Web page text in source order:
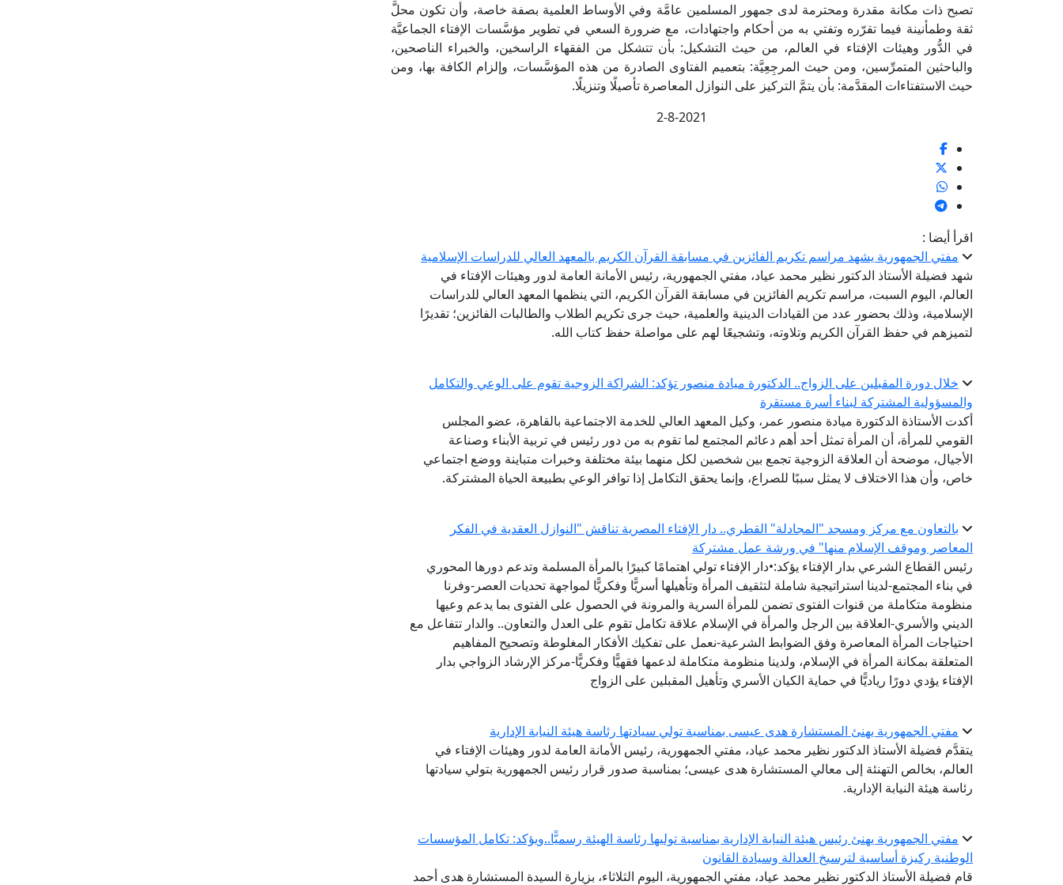
تصبح ذات مكانة مقدرة ومحترمة لدى جمهور المسلمين عامَّة وفي الأوساط العلمية بصفة خاصة، وأن تكون محلَّ
ثقة وطمأنينة فيما تقرّره وتفتي به من أحكام واجتهادات، مع ضرورة السعي في تطوير مؤسَّسات الإفتاء الجماعيَّة
في الدُّور وهيئات الإفتاء في العالم، من حيث التشكيل: بأن تتشكل من الفقهاء الراسخين، والخبراء الناصحين،
والباحثين المتمرِّسين، ومن حيث المرجِعِيَّة: بتعميم الفتاوى الصادرة من هذه المؤسَّسات، وإلزام الكافة بها، ومن
حيث الاستفتاءات المقدَّمة: بأن يتمَّ التركيز على النوازل المعاصرة تأصيلًا وتنزيلًا.
2-8-2021
اقرأ أيضا :
مفتي الجمهورية يشهد مراسم تكريم الفائزين في مسابقة القرآن الكريم بالمعهد العالي للدراسات الإسلامية
شهد فضيلة الأستاذ الدكتور نظير محمد عياد، مفتي الجمهورية، رئيس الأمانة العامة لدور وهيئات الإفتاء في
العالم، اليوم السبت، مراسم تكريم الفائزين في مسابقة القرآن الكريم، التي ينظمها المعهد العالي للدراسات
الإسلامية، وذلك بحضور عدد من القيادات الدينية والعلمية، حيث جرى تكريم الطلاب والطالبات الفائزين؛ تقديرًا
لتميزهم في حفظ القرآن الكريم وتلاوته، وتشجيعًا لهم على مواصلة حفظ كتاب الله.
خلال دورة المقبلين على الزواج.. الدكتورة ميادة منصور تؤكد: الشراكة الزوجية تقوم على الوعي والتكامل
والمسؤولية المشتركة لبناء أسرة مستقرة
أكدت الأستاذة الدكتورة ميادة منصور عمر، وكيل المعهد العالي للخدمة الاجتماعية بالقاهرة، عضو المجلس
القومي للمرأة، أن المرأة تمثل أحد أهم دعائم المجتمع لما تقوم به من دور رئيس في تربية الأبناء وصناعة
الأجيال، موضحة أن العلاقة الزوجية تجمع بين شخصين لكل منهما بيئة مختلفة وخبرات متباينة ووضع اجتماعي
خاص، وأن هذا الاختلاف لا يمثل سببًا للصراع، وإنما يحقق التكامل إذا توافر الوعي بطبيعة الحياة المشتركة.
بالتعاون مع مركز ومسجد "المجادلة" القطري.. دار الإفتاء المصرية تناقش "النوازل العقدية في الفكر
المعاصر وموقف الإسلام منها" في ورشة عمل مشتركة
رئيس القطاع الشرعي بدار الإفتاء يؤكد:•دار الإفتاء تولي اهتمامًا كبيرًا بالمرأة المسلمة وتدعم دورها المحوري
في بناء المجتمع-لدينا استراتيجية شاملة لتثقيف المرأة وتأهيلها أسريًّا وفكريًّا لمواجهة تحديات العصر-وفرنا
منظومة متكاملة من قنوات الفتوى تضمن للمرأة السرية والمرونة في الحصول على الفتوى بما يدعم وعيها
الديني والأسري-العلاقة بين الرجل والمرأة في الإسلام علاقة تكامل تقوم على العدل والتعاون.. والدار تتفاعل مع
احتياجات المرأة المعاصرة وفق الضوابط الشرعية-نعمل على تفكيك الأفكار المغلوطة وتصحيح المفاهيم
المتعلقة بمكانة المرأة في الإسلام، ولدينا منظومة متكاملة لدعمها فقهيًّا وفكريًّا-مركز الإرشاد الزواجي بدار
الإفتاء يؤدي دورًا رياديًّا في حماية الكيان الأسري وتأهيل المقبلين على الزواج
مفتي الجمهورية يهنئ المستشارة هدى عيسى بمناسبة تولي سيادتها رئاسة هيئة النيابة الإدارية
يتقدَّم فضيلة الأستاذ الدكتور نظير محمد عياد، مفتي الجمهورية، رئيس الأمانة العامة لدور وهيئات الإفتاء في
العالم، بخالص التهنئة إلى معالي المستشارة هدى عيسى؛ بمناسبة صدور قرار رئيس الجمهورية بتولي سيادتها
رئاسة هيئة النيابة الإدارية.
مفتي الجمهورية يهنئ رئيس هيئة النيابة الإدارية بمناسبة توليها رئاسة الهيئة رسميًّا..ويؤكد: تكامل المؤسسات
الوطنية ركيزة أساسية لترسيخ العدالة وسيادة القانون
قام فضيلة الأستاذ الدكتور نظير محمد عياد، مفتي الجمهورية، اليوم الثلاثاء، بزيارة السيدة المستشارة هدى أحمد